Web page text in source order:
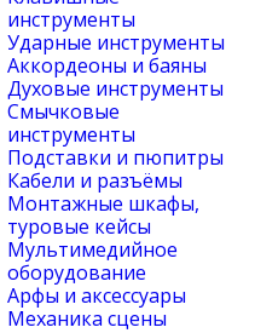
инструменты
Ударные инструменты
Аккордеоны и баяны
Духовые инструменты
Смычковые
инструменты
Подставки и пюпитры
Кабели и разъёмы
Монтажные шкафы,
туровые кейсы
Мультимедийное
оборудование
Арфы и аксессуары
Механика сцены